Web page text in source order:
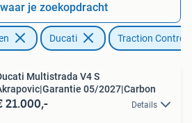
je zoekopdracht
Ducati Traction Control
Multistrada V4 S
05/2027|Carbon
21.000,- Details